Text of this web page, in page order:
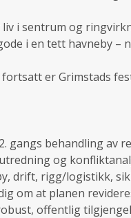
liv i sentrum og
i en tett havneby –
er Grimstads
gangs behandling av
og
drift, rigg/logistikk,
om at planen
offentlig